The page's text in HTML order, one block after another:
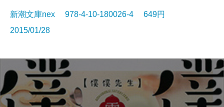
新潮文庫nex 978-4-10-180026-4 649円
2015/01/28